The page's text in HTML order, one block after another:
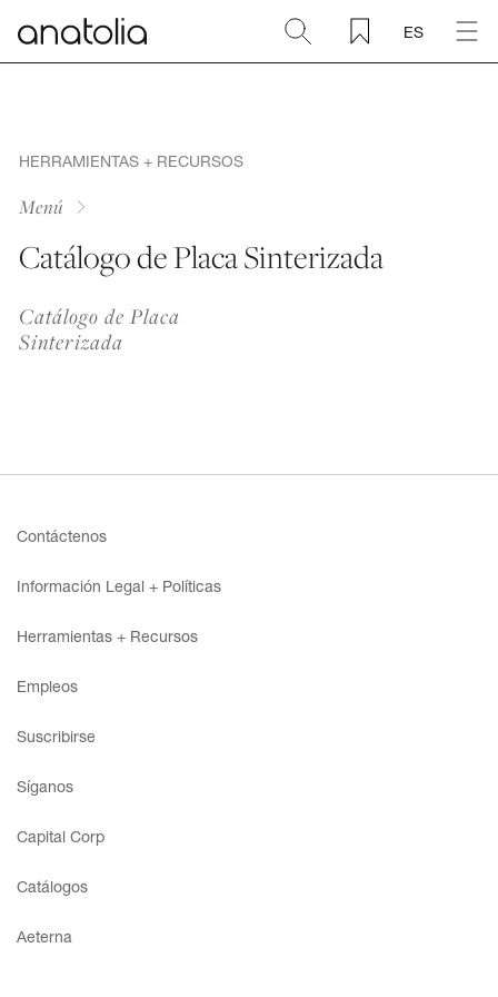
ES
Piedra natural
Accesorios
Suscribir
Catálogo de Placa Sinterizada
Catálogo de Placa
Sinterizada
HERRAMIENTAS + RECURSOS
Menú
Contáctenos
Información Legal + Políticas
Herramientas + Recursos
Empleos
Suscribirse
Síganos
Capital Corp
Catálogos
Aeterna